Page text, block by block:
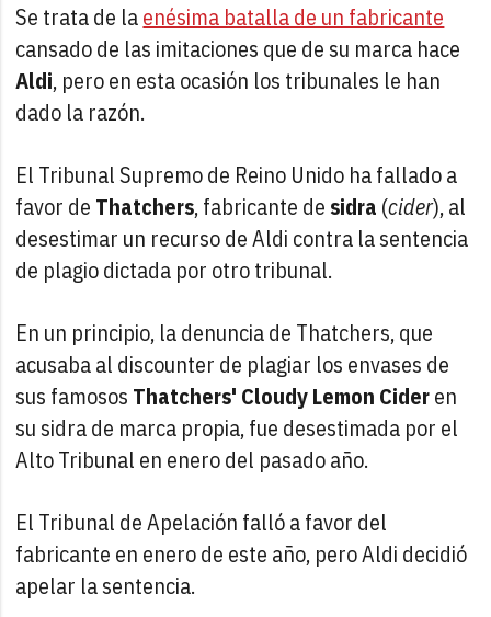
Se trata de laenésima batalla de un fabricante
cansado de las imitaciones que de su marca hace
Aldi, pero en esta ocasión los tribunales le han
dado la razón.
El Tribunal Supremo de Reino Unido ha fallado a
favor de Thatchers, fabricante de sidra (cider), al
desestimar un recurso de Aldi contra la sentencia
de plagio dictada por otro tribunal.
En un principio, la denuncia de Thatchers, que
acusaba al discounter de plagiar los envases de
sus famosos Thatchers' Cloudy Lemon Cideren
su sidra de marca propia, fue desestimada por el
Alto Tribunal en enero del pasado año.
El Tribunal de Apelación falló a favor del
fabricante en enero de este año, pero Aldi decidió
apelar la sentencia.